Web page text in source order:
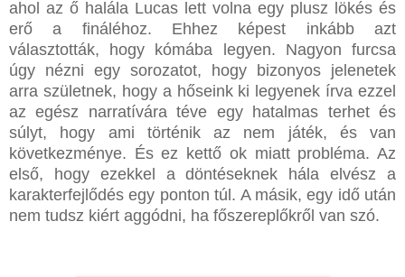
ahol az ő halála Lucas lett volna egy plusz lökés és
erő a fináléhoz. Ehhez képest inkább azt
választották, hogy kómába legyen. Nagyon furcsa
úgy nézni egy sorozatot, hogy bizonyos jelenetek
arra születnek, hogy a hőseink ki legyenek írva ezzel
az egész narratívára téve egy hatalmas terhet és
súlyt, hogy ami történik az nem játék, és van
következménye. És ez kettő ok miatt probléma. Az
első, hogy ezekkel a döntéseknek hála elvész a
karakterfejlődés egy ponton túl. A másik, egy idő után
nem tudsz kiért aggódni, ha főszereplőkről van szó.